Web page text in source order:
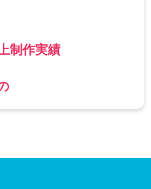
制作実績